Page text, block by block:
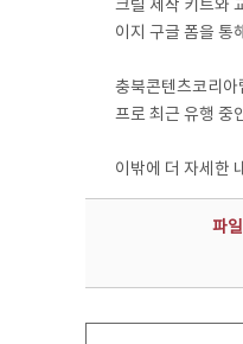
크릴 제작 키트와
이지 구글 폼을 통
충북콘텐츠코리아
프로 최근 유행 중
이밖에 더 자세한
파일